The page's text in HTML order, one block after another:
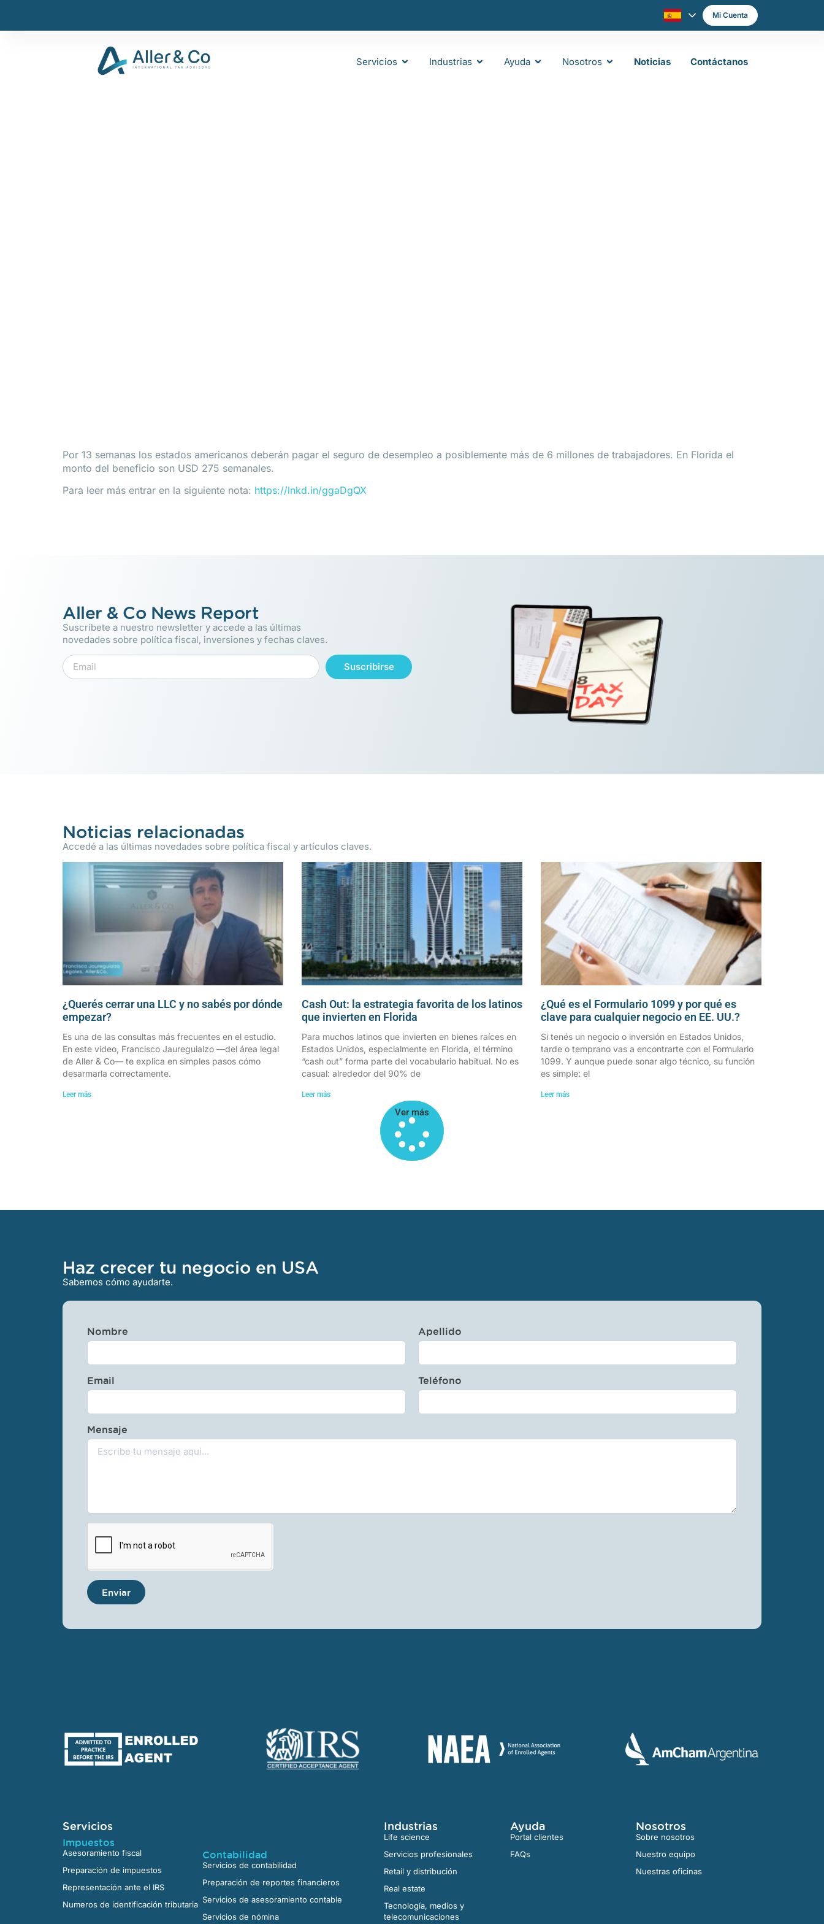
Mi Cuenta
Servicios Industrias Ayuda Nosotros Noticias Contáctanos
Por 13 semanas los estados americanos deberán pagar el seguro de desempleo a posiblemente más de 6 millones de trabajadores. En Florida el
monto del beneficio son USD 275 semanales.
Para leer más entrar en la siguiente nota: https://lnkd.in/ggaDgQX
Aller & Co News Report
Suscríbete a nuestro newsletter y accede a las últimas
novedades sobre política fiscal, inversiones y fechas claves.
Suscribirse
Noticias relacionadas
Accedé a las últimas novedades sobre política fiscal y artículos claves.
¿Querés cerrar una LLC y no sabés por dónde
empezar?
Es una de las consultas más frecuentes en el estudio.
En este video, Francisco Jaureguialzo —del área legal
de Aller & Co— te explica en simples pasos cómo
desarmarla correctamente.
Leer más
Cash Out: la estrategia favorita de los latinos
que invierten en Florida
Para muchos latinos que invierten en bienes raíces en
Estados Unidos, especialmente en Florida, el término
“cash out” forma parte del vocabulario habitual. No es
casual: alrededor del 90% de
Leer más
¿Qué es el Formulario 1099 y por qué es
clave para cualquier negocio en EE. UU.?
Si tenés un negocio o inversión en Estados Unidos,
tarde o temprano vas a encontrarte con el Formulario
1099. Y aunque puede sonar algo técnico, su función
es simple: el
Leer más
Ver más
Haz crecer tu negocio en USA
Sabemos cómo ayudarte.
Nombre Apellido
Email Teléfono
Mensaje
Enviar
Servicios
Impuestos
Asesoramiento fiscal
Preparación de impuestos
Representación ante el IRS
Numeros de identificación tributaria
Contabilidad
Servicios de contabilidad
Preparación de reportes financieros
Servicios de asesoramiento contable
Servicios de nómina
Industrias
Life science
Servicios profesionales
Retail y distribución
Real estate
Tecnología, medios y
telecomunicaciones
Ayuda
Portal clientes
FAQs
Nosotros
Sobre nosotros
Nuestro equipo
Nuestras oficinas